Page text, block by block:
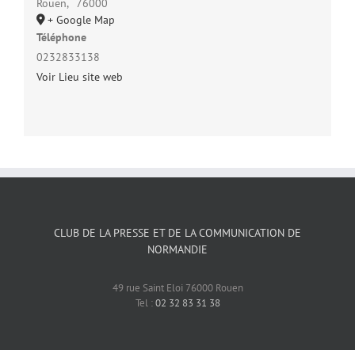
+ Google Map
Téléphone
0232833138
Voir Lieu site web
CLUB DE LA PRESSE ET DE LA COMMUNICATION DE
NORMANDIE
49 rue Saint Eloi 76000 Rouen
Tel :02 32 83 31 38